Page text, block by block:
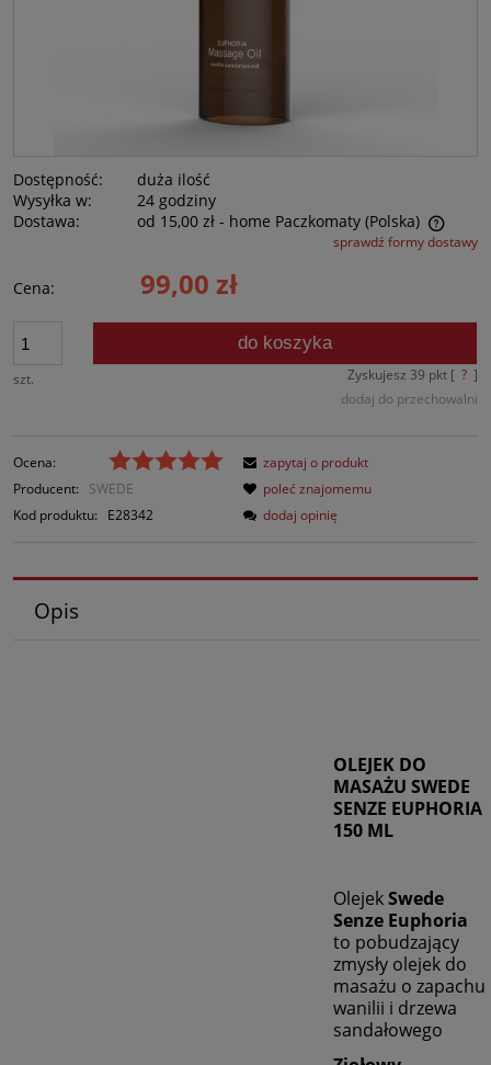
Dostępność:
duża ilość
Wysyłka w:
24 godziny
Dostawa:
od 15,00 zł - home Paczkomaty (Polska)
Cena nie zawiera ewentualnych kosztów płatnościsprawdź formy dostawy
Cena: 99,00 zł
szt.
do koszyka
Zyskujesz 39 pkt [ ? ]
dodaj do przechowalni
Ocena:
Producent:
SWEDE
Kod produktu:
E28342
zapytaj o produkt
poleć znajomemu
dodaj opinię
Opis
OLEJEK DO
MASAŻU SWEDE
SENZE EUPHORIA
150 ML
OlejekSwede
Senze Euphoria
to pobudzający
zmysły olejek do
masażu o zapachu
wanilii i drzewa
sandałowego